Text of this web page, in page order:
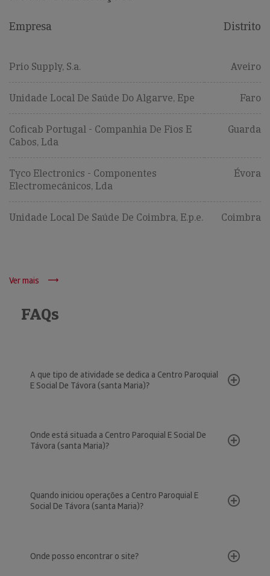
Empresa Distrito
Prio Supply, S.a. Aveiro
Unidade Local De Saúde Do Algarve, Epe Faro
Coficab Portugal - Companhia De Fios E
Cabos, Lda
Guarda
Tyco Electronics - Componentes
Electromecânicos, Lda
Évora
Unidade Local De Saúde De Coimbra, E.p.e. Coimbra
Ver mais
FAQs
A que tipo de atividade se dedica a Centro Paroquial
E Social De Távora (santa Maria)?
Onde está situada a Centro Paroquial E Social De
Távora (santa Maria)?
Quando iniciou operações a Centro Paroquial E
Social De Távora (santa Maria)?
Onde posso encontrar o site?